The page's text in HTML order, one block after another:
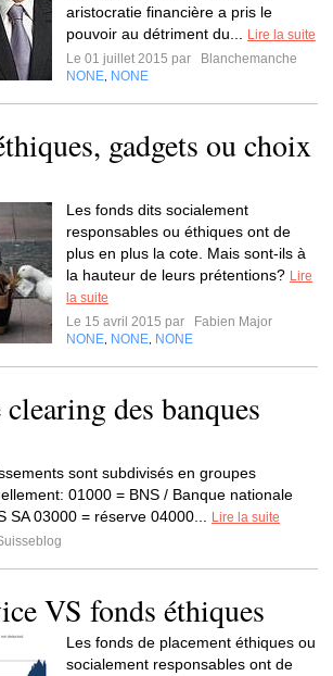
aristocratie financière a pris le
pouvoir au détriment du...
Lire la suite
Le 01 juillet 2015 par
Blanchemanche
NONE NONE
gadgets ou choix
Les fonds dits socialement
responsables ou éthiques ont de
plus en plus la cote. Mais sont-ils à
la hauteur de leurs prétentions? Lire
la suite
Le 15 avril 2015 par
Fabien Major
NONE NONE NONE
des banques
sont subdivisés en groupes
01000 = BNS / Banque nationale
SA 03000 = réserve 04000...
Lire la suite
VS fonds éthiques
Les fonds de placement éthiques ou
socialement responsables ont de